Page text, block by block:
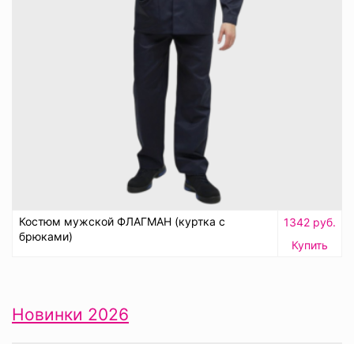
Костюм мужской ФЛАГМАН (куртка с
брюками)
1342 руб.
Купить
Новинки 2026